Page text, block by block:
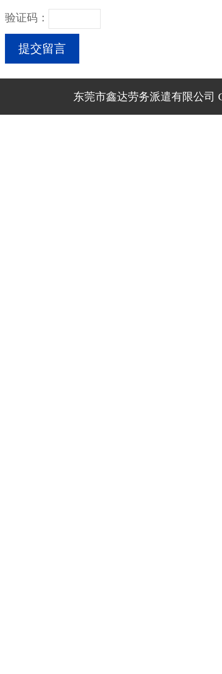
验证码：
东莞市鑫达劳务派遣有限公司